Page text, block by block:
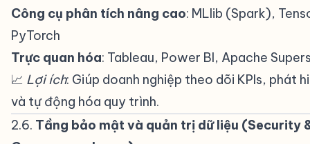
Công cụ phân tích nâng cao: MLlib (Spark),
PyTorch
Trực quan hóa: Tableau, Power BI, Apache
📈 Lợi ích: Giúp doanh nghiệp theo dõi KPIs, phát
và tự động hóa quy trình.
2.6. Tầng bảo mật và quản trị dữ liệu (Security